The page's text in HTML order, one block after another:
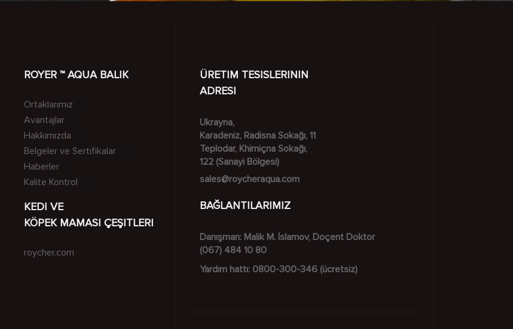
ROYER ™ AQUA BALIK
Ortaklarımız
Avantajlar
Hakkımızda
Belgeler ve Sertifikalar
Haberler
Kalite Kontrol
KEDI VE
KÖPEK MAMASI ÇEŞITLERI
roycher.com
ÜRETIM TESISLERININ
ADRESI
Ukrayna,
Karadeniz, Radisna Sokağı, 11
Teplodar, Khimiçna Sokağı,
122 (Sanayi Bölgesi)
sales@roycheraqua.com
BAĞLANTILARIMIZ
Danışman: Malik M. İslamov, Doçent Doktor
(067) 484 10 80
Yardım hattı: 0800-300-346 (ücretsiz)